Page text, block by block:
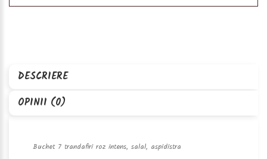
DESCRIERE
OPINII (0)
Buchet 7 trandafiri roz intens, salal, aspidistra